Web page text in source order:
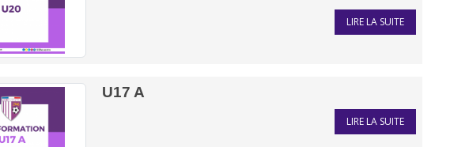
LIRE LA SUITE
U17 A
LIRE LA SUITE